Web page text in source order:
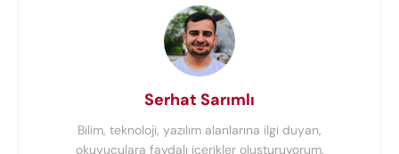
Serhat Sarımlı
Bilim, teknoloji, yazılım alanlarına ilgi duyan,
okuyuculara faydalı içerikler oluşturuyorum.